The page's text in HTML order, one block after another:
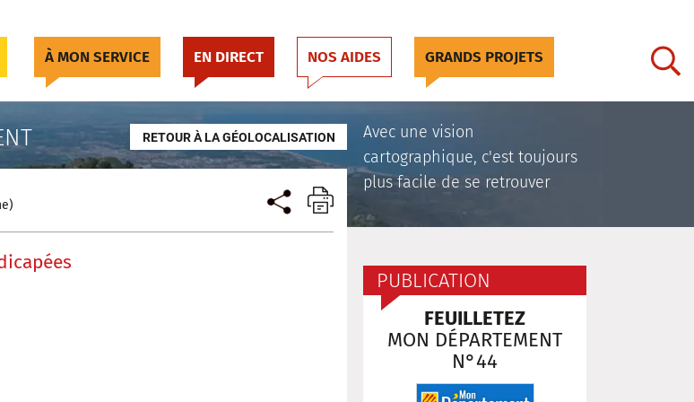
À MON SERVICE EN DIRECT NOS AIDES GRANDS PROJETS
RETOUR À LA GÉOLOCALISATION
Avec une vision
cartographique, c'est toujours
plus facile de se retrouver
PUBLICATION
FEUILLETEZ
MON DÉPARTEMENT
N°44